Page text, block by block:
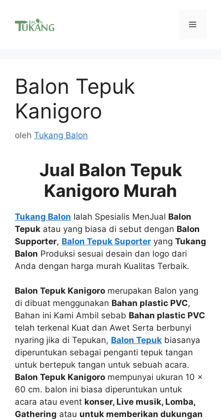
Menu
Balon Tepuk
Kanigoro
oleh Tukang Balon
Jual Balon Tepuk
Kanigoro Murah
Tukang Balon Ialah Spesialis MenJual Balon
Tepuk atau yang biasa di sebut dengan Balon
Supporter, Balon Tepuk Suporter yang Tukang
Balon Produksi sesuai desain dan logo dari
Anda dengan harga murah Kualitas Terbaik.
Balon Tepuk Kanigoro merupakan Balon yang
di dibuat menggunakan Bahan plastic PVC,
Bahan ini Kami Ambil sebab Bahan plastic PVC
telah terkenal Kuat dan Awet Serta berbunyi
nyaring jika di Tepukan, Balon Tepuk biasanya
diperuntukan sebagai penganti tepuk tangan
untuk bertepuk tangan untuk sebuah acara.
Balon Tepuk Kanigoro mempunyai ukuran 10 x
60 cm. balon ini biasa diperuntukan untuk
acara atau event konser, Live musik, Lomba,
Gathering atau untuk memberikan dukungan